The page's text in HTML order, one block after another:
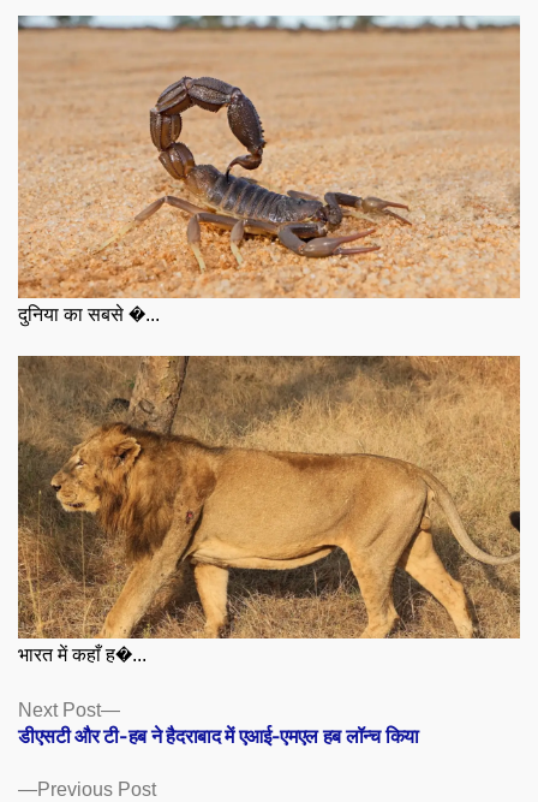
दुनिया का सबसे �...
भारत में कहाँ ह�...
Posts
navigation
Previous PostPrevious
Next Post
Next
post:
डीएसटी और टी-हब ने हैदराबाद में एआई-एमएल हब लॉन्च किया